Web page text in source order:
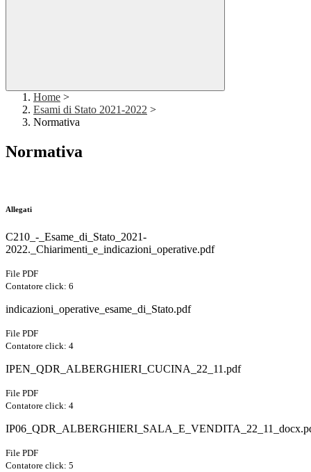
Home >
Esami di Stato 2021-2022 >
Normativa
Normativa
Allegati
C210_-_Esame_di_Stato_2021-
2022._Chiarimenti_e_indicazioni_operative.pdf
File PDF
Contatore click: 6
indicazioni_operative_esame_di_Stato.pdf
File PDF
Contatore click: 4
IPEN_QDR_ALBERGHIERI_CUCINA_22_11.pdf
File PDF
Contatore click: 4
File PDF
Contatore click: 5